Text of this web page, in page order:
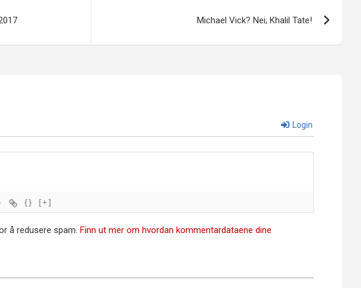
Michael Vick? Nei; Khalil Tate!
Login
{} [+]
å redusere spam. Finn ut mer om hvordan kommentardataene dine